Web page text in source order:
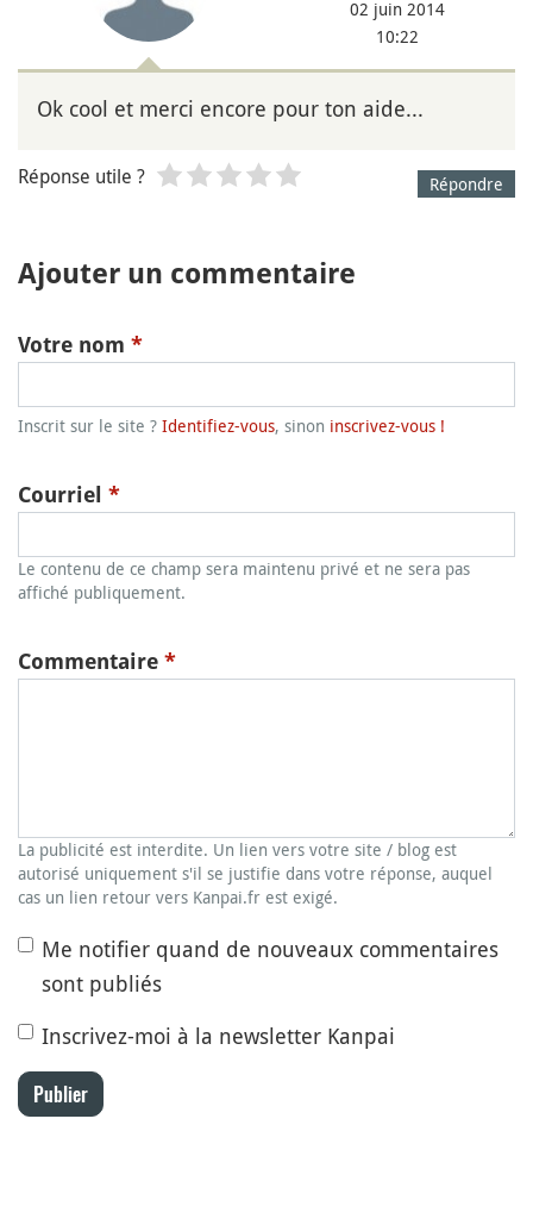
02 juin 2014
10:22
Ok cool et merci encore pour ton aide...
Répondre
Réponse utile ?
Ajouter un commentaire
Votre nom *
Inscrit sur le site ? Identifiez-vous, sinon inscrivez-vous !
Courriel *
Le contenu de ce champ sera maintenu privé et ne sera pas
affiché publiquement.
Commentaire *
La publicité est interdite. Un lien vers votre site / blog est
autorisé uniquement s'il se justifie dans votre réponse, auquel
cas un lien retour vers Kanpai.fr est exigé.
Me notifier quand de nouveaux commentaires
sont publiés
Inscrivez-moi à la newsletter Kanpai
Publier